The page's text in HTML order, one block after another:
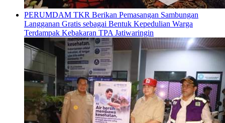
PERUMDAM TKR Berikan Pemasangan Sambungan
Langganan Gratis sebagai Bentuk Kepedulian Warga
Terdampak Kebakaran TPA Jatiwaringin